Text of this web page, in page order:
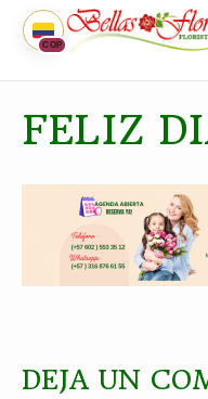
COP
FELIZ
DEJA UN